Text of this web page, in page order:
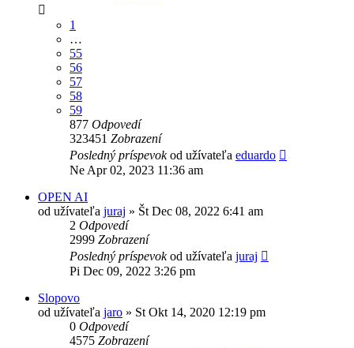
1
…
55
56
57
58
59
877 Odpovedí
323451 Zobrazení
Posledný príspevokod užívateľa eduardo
Ne Apr 02, 2023 11:36 am
OPEN AI
od užívateľa juraj » Št Dec 08, 2022 6:41 am
2 Odpovedí
2999 Zobrazení
Posledný príspevokod užívateľa juraj
Pi Dec 09, 2022 3:26 pm
Slopovo
od užívateľa jaro » St Okt 14, 2020 12:19 pm
0 Odpovedí
4575 Zobrazení